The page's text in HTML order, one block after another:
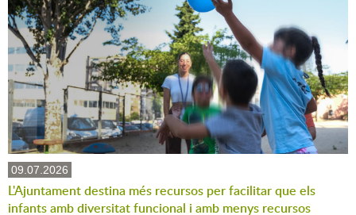
09.07.2026
L'Ajuntament destina més recursos per facilitar que els
infants amb diversitat funcional i amb menys recursos